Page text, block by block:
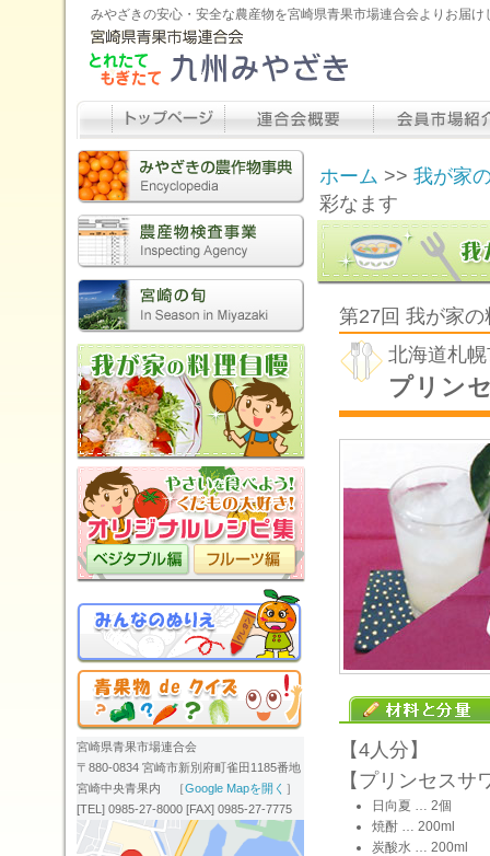
みやざきの安心・安全な農産物を宮崎県青果市場連合会よりお届け
ホーム >> 我が家
彩なます
第27回 我が家の
北海道札
プリン
【4人分】
【プリンセスサ
日向夏 … 2個
焼酎 … 200ml
炭酸水 … 200ml
宮崎県青果市場連合会
〒880-0834 宮崎市新別府町雀田1185番地
宮崎中央青果内 ［Google Mapを開く ］
[TEL] 0985-27-8000 [FAX] 0985-27-7775